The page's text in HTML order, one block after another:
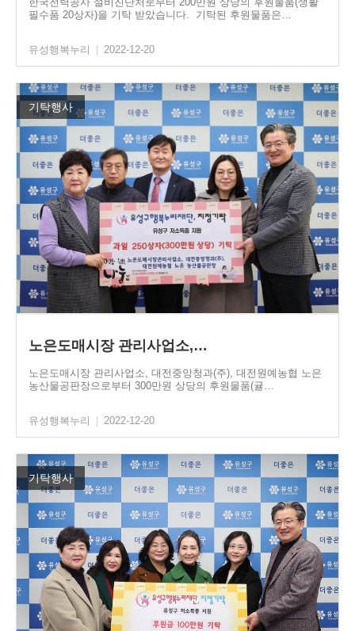
필수품 20상자)을 기탁 받았습니다. 기탁된 후원물품은…
유성행복누리 2022-12-20
기탁행사
노은도매시장 관리사업소,…
노은도매시장 관리사업소, 대전중앙청과(주), 대전원예농협 노은
농산물공판장으로부터 300만원 상당의 후원물품(귤…
유성행복누리 2022-12-20
기탁행사